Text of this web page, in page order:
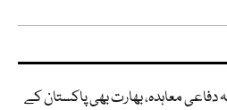
دفاعی معاہدہ، بھارت بھی پاکستان کے